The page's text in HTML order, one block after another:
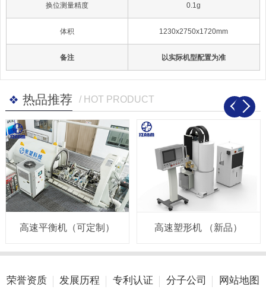
换位测量精度 0.1g
体积 1230x2750x1720mm
备注 以实际机型配置为准
热品推荐 / HOT PRODUCT
高速平衡机（可定制） 高速塑形机 （新品）
荣誉资质 发展历程 专利认证 分子公司 网站地图